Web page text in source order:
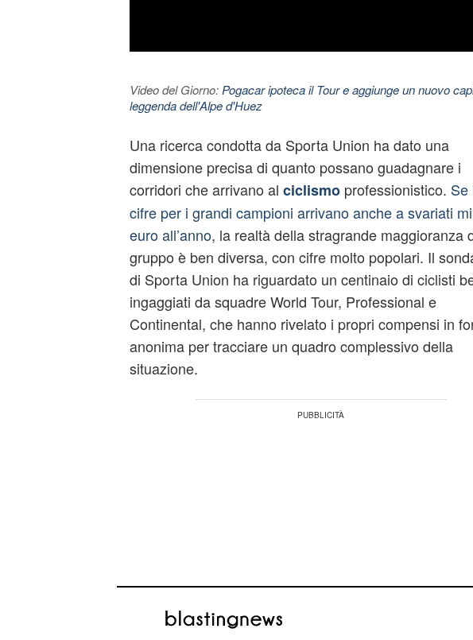
Video del Giorno: Pogacar ipoteca il Tour e aggiunge un nuovo
leggenda dell'Alpe d'Huez
Una ricerca condotta da Sporta Union ha dato una
dimensione precisa di quanto possano guadagnare i
corridori che arrivano al ciclismoprofessionistico. Se
cifre per i grandi campioni arrivano anche a svariati
euro all’anno, la realtà della stragrande maggioranza
gruppo è ben diversa, con cifre molto popolari. Il
di Sporta Union ha riguardato un centinaio di ciclisti
ingaggiati da squadre World Tour, Professional e
Continental, che hanno rivelato i propri compensi in
anonima per tracciare un quadro complessivo della
situazione.